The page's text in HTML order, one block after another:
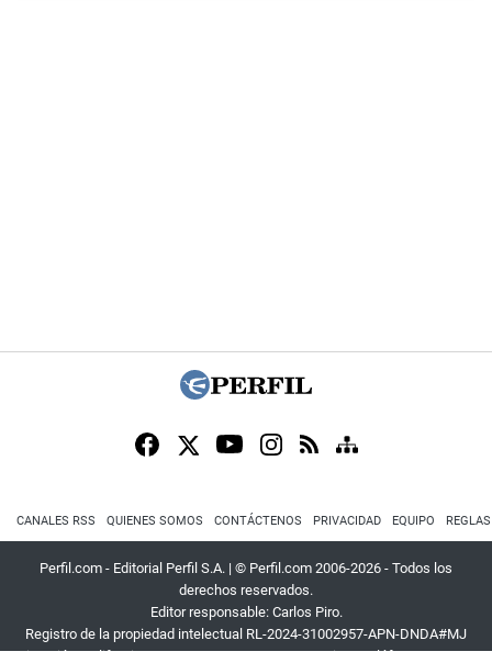
CANALES RSS QUIENES SOMOS CONTÁCTENOS PRIVACIDAD EQUIPO
Perfil.com - Editorial Perfil S.A. | © Perfil.com 2006-2026 - Todos los
derechos reservados.
Editor responsable: Carlos Piro.
Registro de la propiedad intelectual RL-2024-31002957-APN-DNDA#MJ
Dirección:California 2715,C1289ABI,CABA, Argentina| Teléfono:+54 9 11